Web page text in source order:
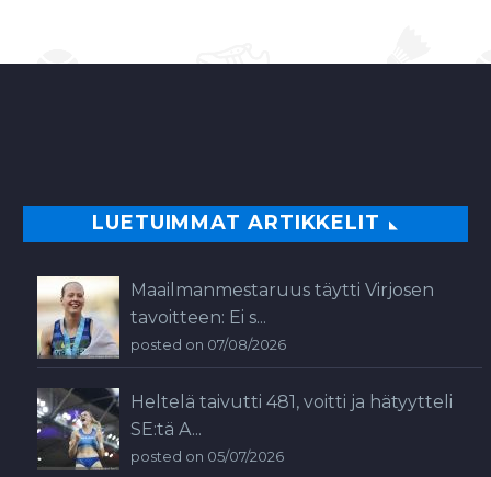
LUETUIMMAT ARTIKKELIT
Maailmanmestaruus täytti Virjosen
tavoitteen: Ei s...
posted on 07/08/2026
Heltelä taivutti 481, voitti ja hätyytteli
SE:tä A...
posted on 05/07/2026